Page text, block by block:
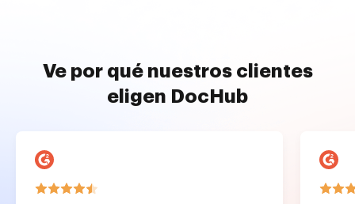
Ve por qué nuestros clientes
eligen DocHub